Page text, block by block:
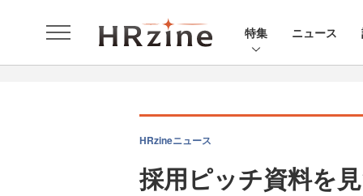
特集 ニュース
HRzineニュース
採用ピッチ資料を